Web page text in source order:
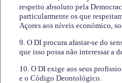
respeito absoluto pela
particularmente os que
Açores aos níveis económico,
9. O DI procura afastar-se do
que isso possa não interessar a
10. O DI exige aos seus
e o Código Deontológico.